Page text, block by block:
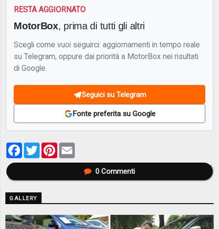
RESTA AGGIORNATO
MotorBox, prima di tutti gli altri
Scegli come vuoi seguirci: aggiornamenti in tempo reale
su Telegram, oppure dai priorità a MotorBox nei risultati
di Google.
Seguici su Telegram
Fonte preferita su Google
Facebook
TwitterPinterest
0Commenti
GALLERY